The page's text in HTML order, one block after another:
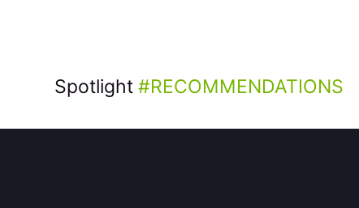
Spotlight RECOMMENDATIONS